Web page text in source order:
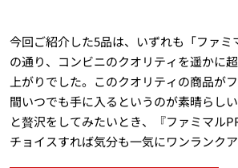
今回ご紹介した5品は、いずれも「ファミ
の通り、コンビニのクオリティを遥かに
上がりでした。このクオリティの商品が
間いつでも手に入るというのが素晴らし
と贅沢をしてみたいとき、『ファミマル
チョイスすれば気分も一気にワンランクア